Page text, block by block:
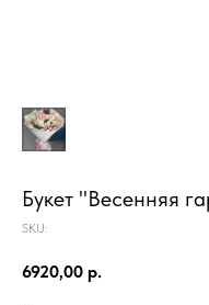
Букет "Весенняя
SKU:
6920,00 р.